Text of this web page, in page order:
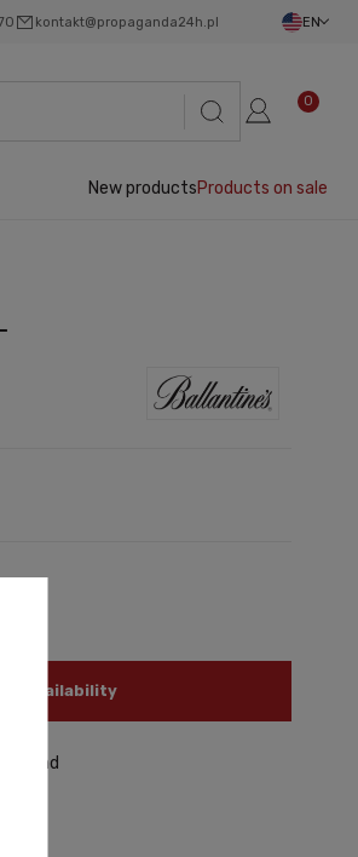
kontakt@propaganda24h.pl EN
0
New productsProducts on sale
availability
friend